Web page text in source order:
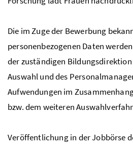
Die im Zuge der Bewerbung
personenbezogenen Daten
der zuständigen Bildungsdirektion
Auswahl und des
Aufwendungen im
bzw. dem weiteren
Veröffentlichung in der Jobbörse